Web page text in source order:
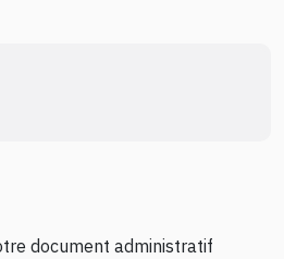
document administratif